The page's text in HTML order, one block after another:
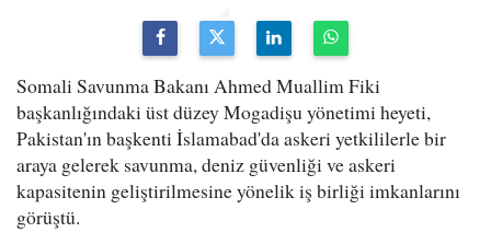
Somali Savunma Bakanı Ahmed Muallim Fiki
başkanlığındaki üst düzey Mogadişu yönetimi heyeti,
Pakistan'ın başkenti İslamabad'da askeri yetkililerle bir
araya gelerek savunma, deniz güvenliği ve askeri
kapasitenin geliştirilmesine yönelik iş birliği imkanlarını
görüştü.